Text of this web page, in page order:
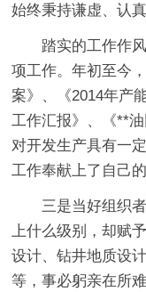
始终秉持谦虚、认
踏实的工作作
项工作。年初至今
案》、《2014年产
工作汇报》、《**
对开发生产具有一
工作奉献上了自己
三是当好组织
上什么级别，却赋
设计、钻井地质设
等，事必躬亲在所